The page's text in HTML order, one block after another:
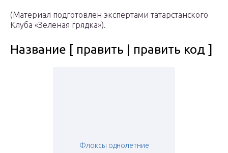
(Материал подготовлен экспертами татарстанского
Клуба «Зеленая грядка»).
Название [ править | править код ]
Флоксы однолетние